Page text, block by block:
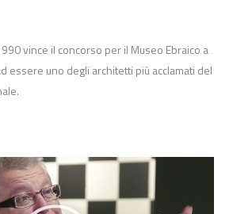
vince il concorso per il Museo Ebraico a
essere uno degli architetti più acclamati del